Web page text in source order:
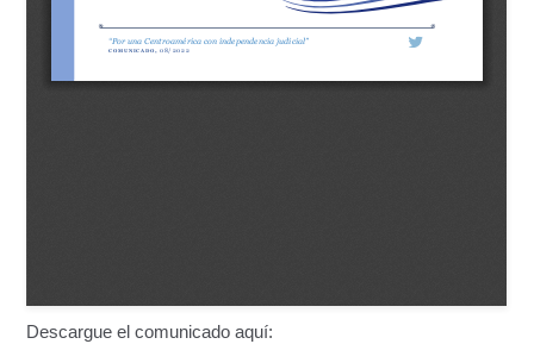
Descargue el comunicado aquí: